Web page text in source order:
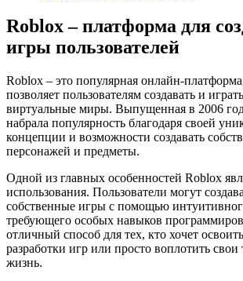
Roblox – платформа для
игры пользователей
Roblox – это популярная онлайн-
позволяет пользователям создавать и
виртуальные миры. Выпущенная в 2006
набрала популярность благодаря своей
концепции и возможности создавать
персонажей и предметы.
Одной из главных особенностей Roblox
использования. Пользователи могут
собственные игры с помощью
требующего особых навыков
отличный способ для тех, кто хочет
разработки игр или просто воплотить свои
жизнь.